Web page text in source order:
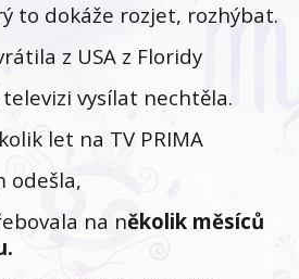
to dokáže rozjet, rozhýbat.
z USA z Floridy
vysílat nechtěla.
let na TV PRIMA
odešla,
na několik měsíců